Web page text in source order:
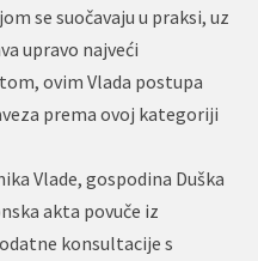
se suočavaju u praksi, uz
upravo najveći
ovim Vlada postupa
prema ovoj kategoriji
Vlade, gospodina Duška
akta povuče iz
konsultacije s